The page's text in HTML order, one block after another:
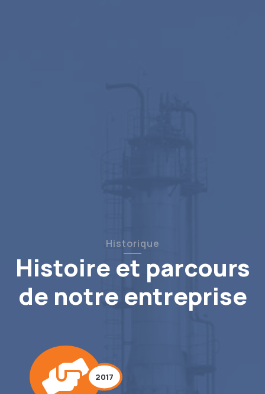
Historique
Histoire et parcours
de notre entreprise
2017